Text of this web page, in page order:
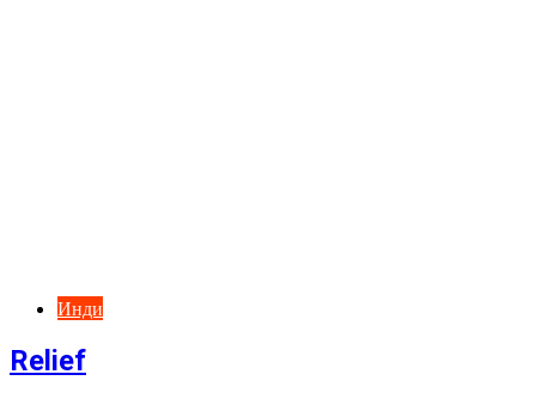
Инди
Relief